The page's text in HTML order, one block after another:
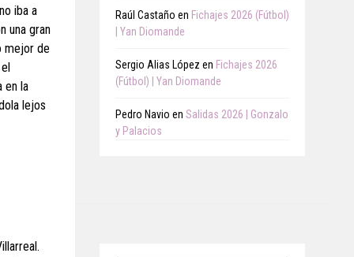
iba a
una gran
mejor de
en la
lejos
Raúl Castaño en Fichajes 2026 (Fútbol)
| Yan Diomande
Sergio Alias López en Fichajes 2026
(Fútbol) | Yan Diomande
Pedro Navio en Salidas 2026 | Gonzalo
y Palacios